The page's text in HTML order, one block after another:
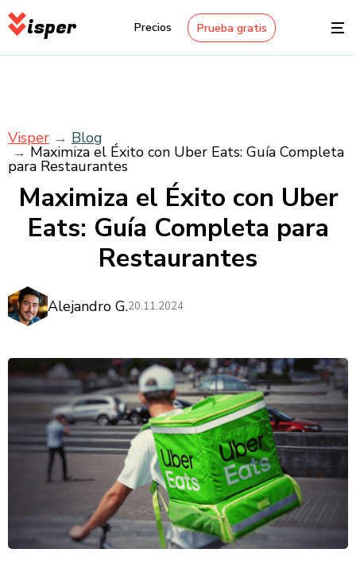
isper Precios Prueba gratis
Visper Blog
Maximiza el Éxito con Uber Eats: Guía Completa
para Restaurantes
Maximiza el Éxito con Uber
Eats: Guía Completa para
Restaurantes
Alejandro G.20.11.2024